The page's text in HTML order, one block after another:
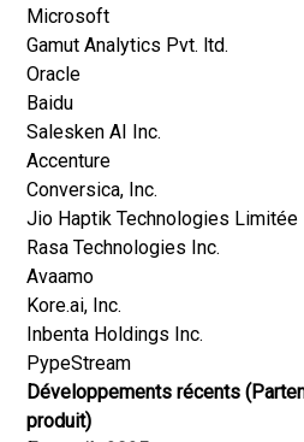
Microsoft
Gamut Analytics Pvt. ltd.
Oracle
Baidu
Salesken AI Inc.
Accenture
Conversica, Inc.
Jio Haptik Technologies Limitée
Rasa Technologies Inc.
Avaamo
Kore.ai, Inc.
Inbenta Holdings Inc.
PypeStream
Développements récents
produit)